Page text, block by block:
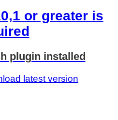
or greater is
plugin installed
latest version